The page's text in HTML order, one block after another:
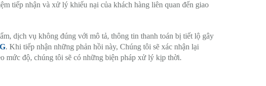
tiếp nhận và xử lý khiếu nại của khách hàng liên quan đến giao
dịch vụ không đúng với mô tả, thông tin thanh toán bị tiết lộ gây
. Khi tiếp nhận những phản hồi này, Chúng tôi sẽ xác nhận lại
mức độ, chúng tôi sẽ có những biện pháp xử lý kịp thời.